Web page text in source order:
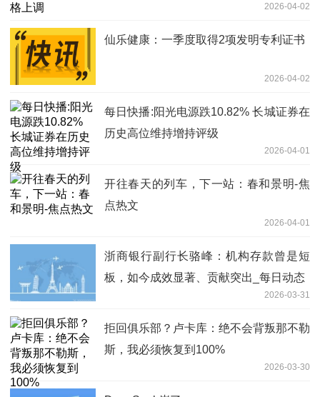
2026-04-02
仙乐健康：一季度取得2项发明专利证书
2026-04-02
每日快播:阳光电源跌10.82% 长城证券在
历史高位维持增持评级
2026-04-01
开往春天的列车，下一站：春和景明-焦
点热文
2026-04-01
浙商银行副行长骆峰：机构存款曾是短
板，如今成效显著、贡献突出_每日动态
2026-03-31
拒回俱乐部？卢卡库：绝不会背叛那不勒
斯，我必须恢复到100%
2026-03-30